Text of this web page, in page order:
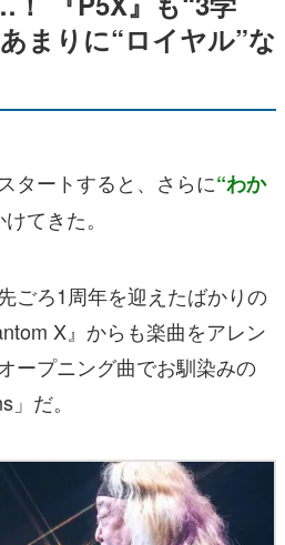
まりに“ロイヤル”な
タートすると、さらに“わか
てきた。
ごろ1周年を迎えたばかりの
X』からも楽曲をアレン
ープニング曲でお馴染みの
だ。